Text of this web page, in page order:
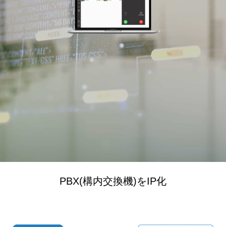
PBX(構内交換機)をIP化